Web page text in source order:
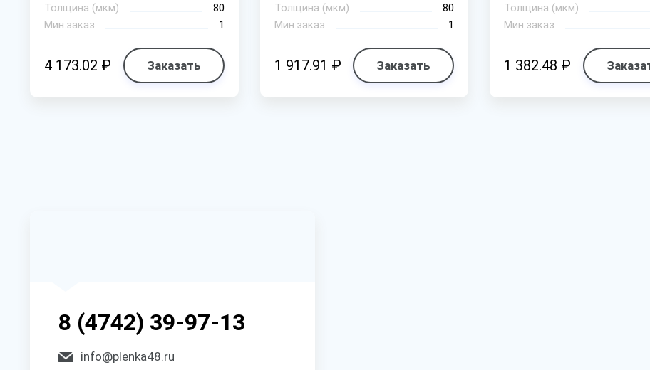
Толщина (мкм)
80
Мин.заказ
1
4 173.02 ₽ Заказать
Толщина (мкм)
80
Мин.заказ
1
1 917.91 ₽ Заказать
Толщина (мкм)
Мин.заказ
1 382.48 ₽
8 (4742) 39-97-13
info@plenka48.ru